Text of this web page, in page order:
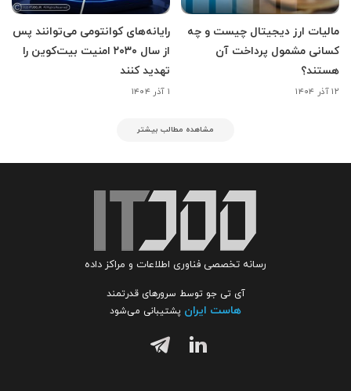
مالیات ارز دیجیتال چیست و چه
کسانی مشمول پرداخت آن
هستند؟
۱۲ آذر ۱۴۰۴
رایانه‌های کوانتومی می‌توانند پس
از سال ۲۰۳۰ امنیت بیت‌کوین را
تهدید کنند
۱ آذر ۱۴۰۴
مشاهده مطالب بیشتر
رسانه تخصصی فناوری اطلاعات و مراکز داده
آی تی جو توسط سرورهای قدرتمند
هاست ایران پشتیبانی می‌شود